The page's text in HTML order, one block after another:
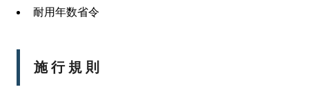
耐用年数省令
施行規則